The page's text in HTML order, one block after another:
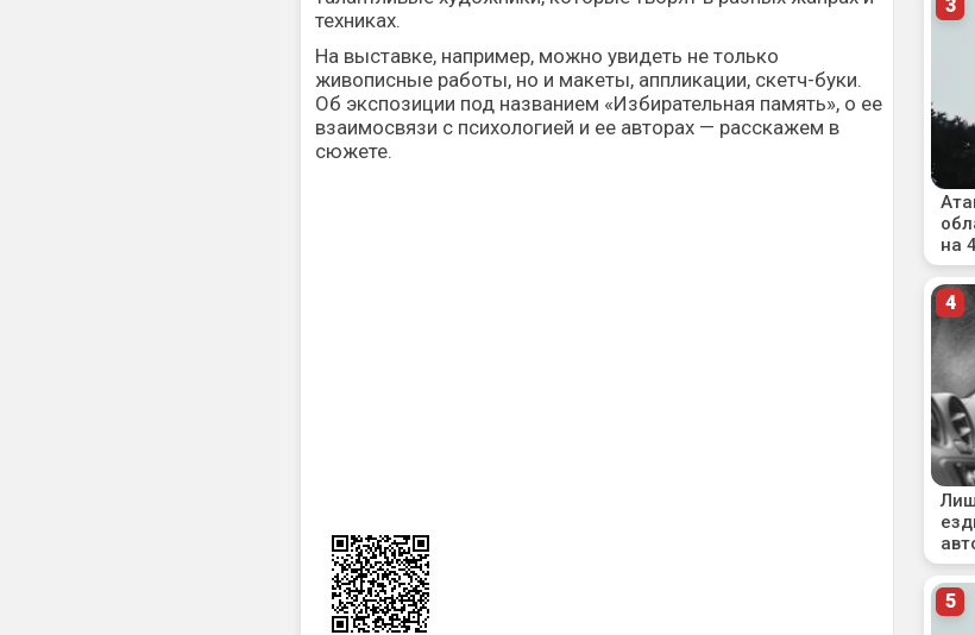
техниках.
На выставке, например, можно увидеть не только
живописные работы, но и макеты, аппликации, скетч-буки.
Об экспозиции под названием «Избирательная память», о ее
взаимосвязи с психологией и ее авторах — расскажем в
сюжете.